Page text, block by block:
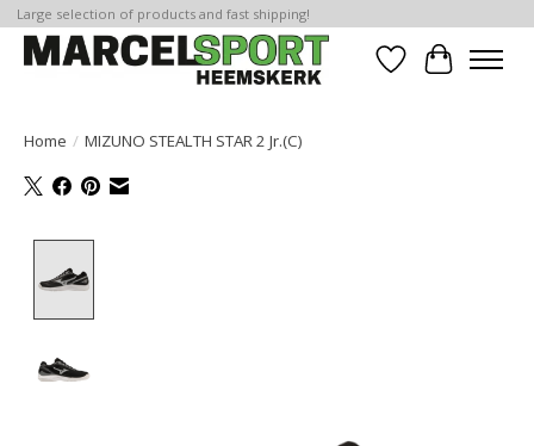
Large selection of products and fast shipping!
Verlanglijst
Home / MIZUNO STEALTH STAR 2 Jr.(C)